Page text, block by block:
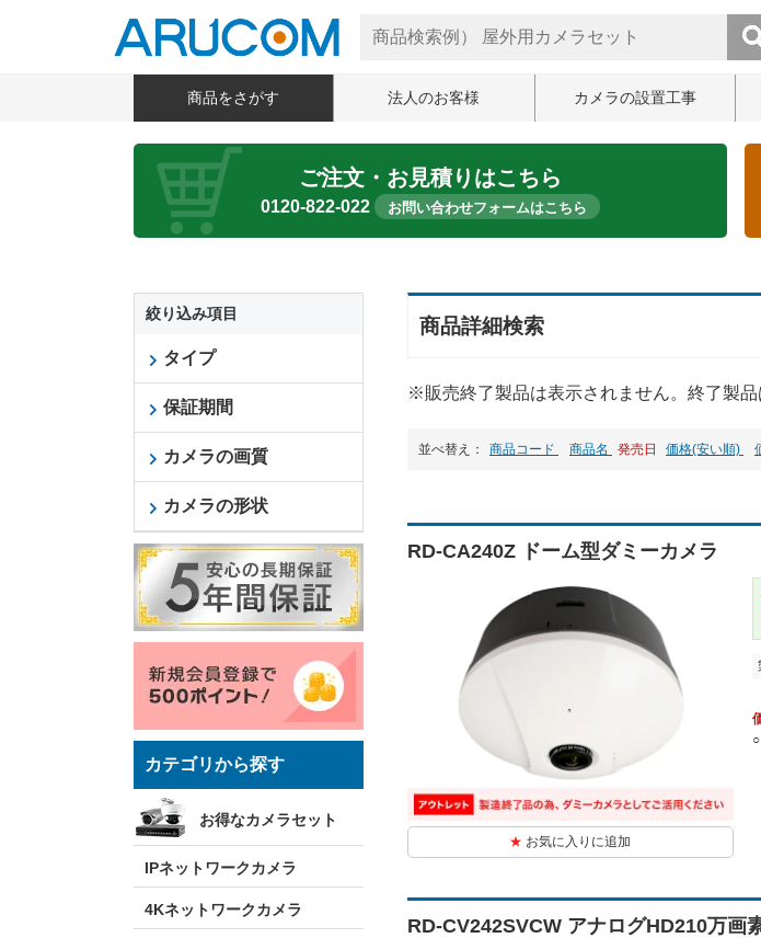
商品をさがす 法人のお客様 カメラの設置工事
ご注文・お見積りはこちら
0120-822-022 お問い合わせフォームはこちら
絞り込み項目
タイプ
保証期間
カメラの画質
カメラの形状
カテゴリから探す
お得なカメラセット
IPネットワークカメラ
4Kネットワークカメラ
商品詳細検索
※販売終了製品は表示されません。終了製品
並べ替え： 商品コード 商品名 発売日 価格(安い順)
RD-CA240Z ドーム型ダミーカメラ
お気に入りに追加
RD-CV242SVCW アナログHD210万画